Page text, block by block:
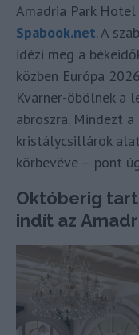
Amadria Park
Spabook.net. A
idézi meg a
közben Európa
Kvarner-öbölnek a
abroszra. Mindezt
kristálycsillárok
körbevéve – pont
Októberig
indít az